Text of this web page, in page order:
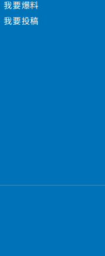
我要爆料
我要投稿